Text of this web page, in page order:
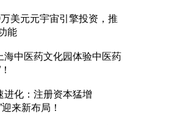
美元元宇宙引擎投资，推
能
海中医药文化园体验中医药
进化：注册资本猛增
来新布局！